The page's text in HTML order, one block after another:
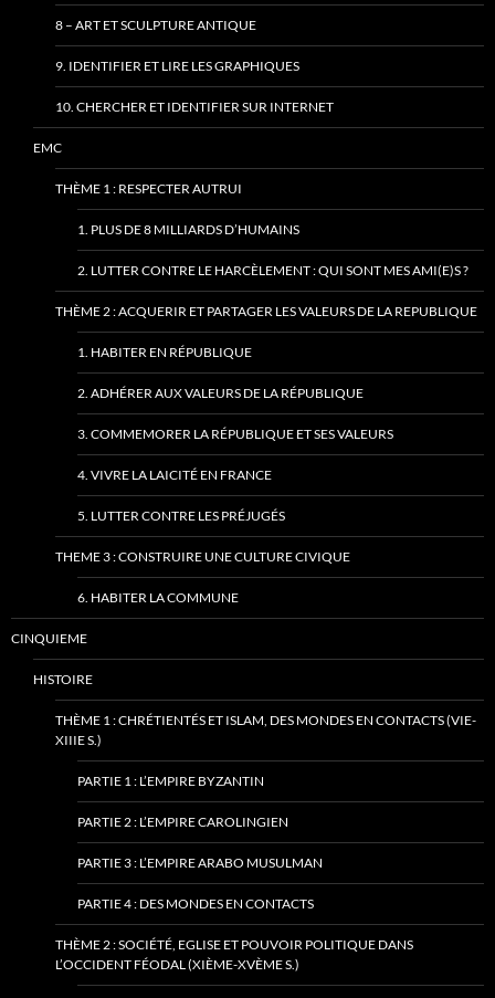
8 – ART ET SCULPTURE ANTIQUE
9. IDENTIFIER ET LIRE LES GRAPHIQUES
10. CHERCHER ET IDENTIFIER SUR INTERNET
EMC
THÈME 1 : RESPECTER AUTRUI
1. PLUS DE 8 MILLIARDS D’HUMAINS
2. LUTTER CONTRE LE HARCÈLEMENT : QUI SONT MES AMI(E)S ?
THÈME 2 : ACQUERIR ET PARTAGER LES VALEURS DE LA REPUBLIQUE
1. HABITER EN RÉPUBLIQUE
2. ADHÉRER AUX VALEURS DE LA RÉPUBLIQUE
3. COMMEMORER LA RÉPUBLIQUE ET SES VALEURS
4. VIVRE LA LAICITÉ EN FRANCE
5. LUTTER CONTRE LES PRÉJUGÉS
THEME 3 : CONSTRUIRE UNE CULTURE CIVIQUE
6. HABITER LA COMMUNE
CINQUIEME
HISTOIRE
THÈME 1 : CHRÉTIENTÉS ET ISLAM, DES MONDES EN CONTACTS (VIE-
XIIIE S.)
PARTIE 1 : L’EMPIRE BYZANTIN
PARTIE 2 : L’EMPIRE CAROLINGIEN
PARTIE 3 : L’EMPIRE ARABO MUSULMAN
PARTIE 4 : DES MONDES EN CONTACTS
THÈME 2 : SOCIÉTÉ, EGLISE ET POUVOIR POLITIQUE DANS
L’OCCIDENT FÉODAL (XIÈME-XVÈME S.)